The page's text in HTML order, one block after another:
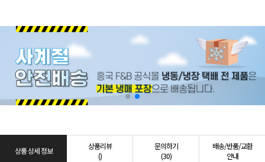
상품 상세 정보
상품리뷰
()
문의하기
(30)
배송/반품/교환
안내